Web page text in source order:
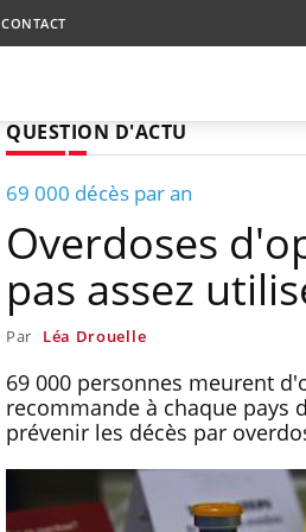
CONTACT
QUESTION D'ACTU
69 000 décès par an
Overdoses
pas assez
Par Léa Drouelle
69 000 personnes meurent
recommande à chaque pays
prévenir les décès par